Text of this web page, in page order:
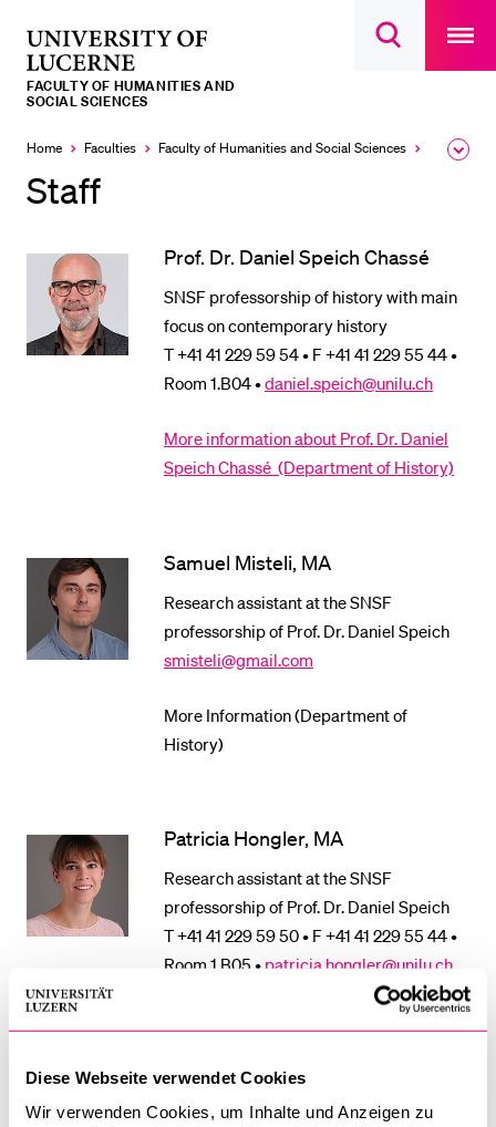
Diese Webseite verwendet Cookies
Wir verwenden Cookies, um Inhalte und Anzeigen zu
Open
main
Lucerne
FACULTY OF HUMANITIES AND
SOCIAL SCIENCES
Home Faculties Faculty of Humanities and Social Sciences
Staff
Prof. Dr. Daniel Speich Chassé
SNSF professorship of history with main
focus on contemporary history
T +41 41 229 59 54 • F +41 41 229 55 44 •
Room 1.B04 •daniel.speich@unilu.ch
More information about Prof. Dr. Daniel
Speich Chassé (Department of History)
Samuel Misteli, MA
Research assistant at the SNSF
professorship of Prof. Dr. Daniel Speich
smisteli@gmail.com
More Information (Department of
History)
Patricia Hongler, MA
Research assistant at the SNSF
professorship of Prof. Dr. Daniel Speich
T +41 41 229 59 50 • F +41 41 229 55 44 •
Room 1.B05 • patricia.hongler@unilu.ch
More information about Patricia Hongler,
RECENT SEARCHES
You haven't performed any searches yet.
INFORMATION FOR…
Prospective Students
Researchers
Staff
Alumni
Course catalogue
Library
Sports programme
Application and Admission